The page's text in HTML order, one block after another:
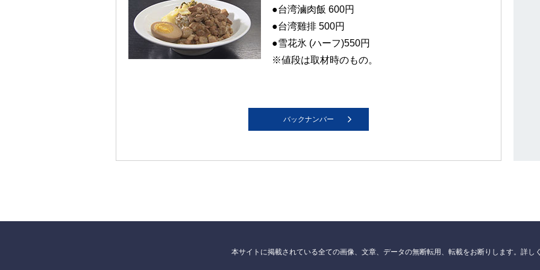
●台湾滷肉飯 600円
●台湾雞排 500円
●雪花氷 (ハーフ)550円
※値段は取材時のもの。
バックナンバー
本サイトに掲載されている全ての画像、文章、データの無断転用、転載をお断りします。詳し